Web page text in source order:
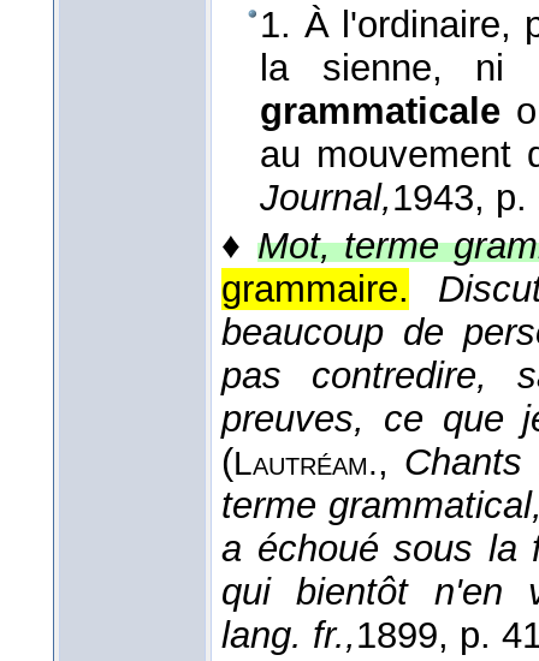
1. À l'ordinaire,
la sienne, ni
grammaticale
au mouvement
Journal,1943, p.
♦ Mot, terme
grammaire.
beaucoup de
pas contredire,
preuves, ce que
(Lautréam., Chants
terme
a échoué sous la
qui bientôt n'en
lang. fr.,1899, p.